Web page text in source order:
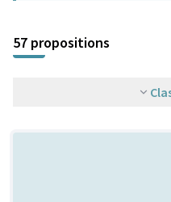
57 propositions